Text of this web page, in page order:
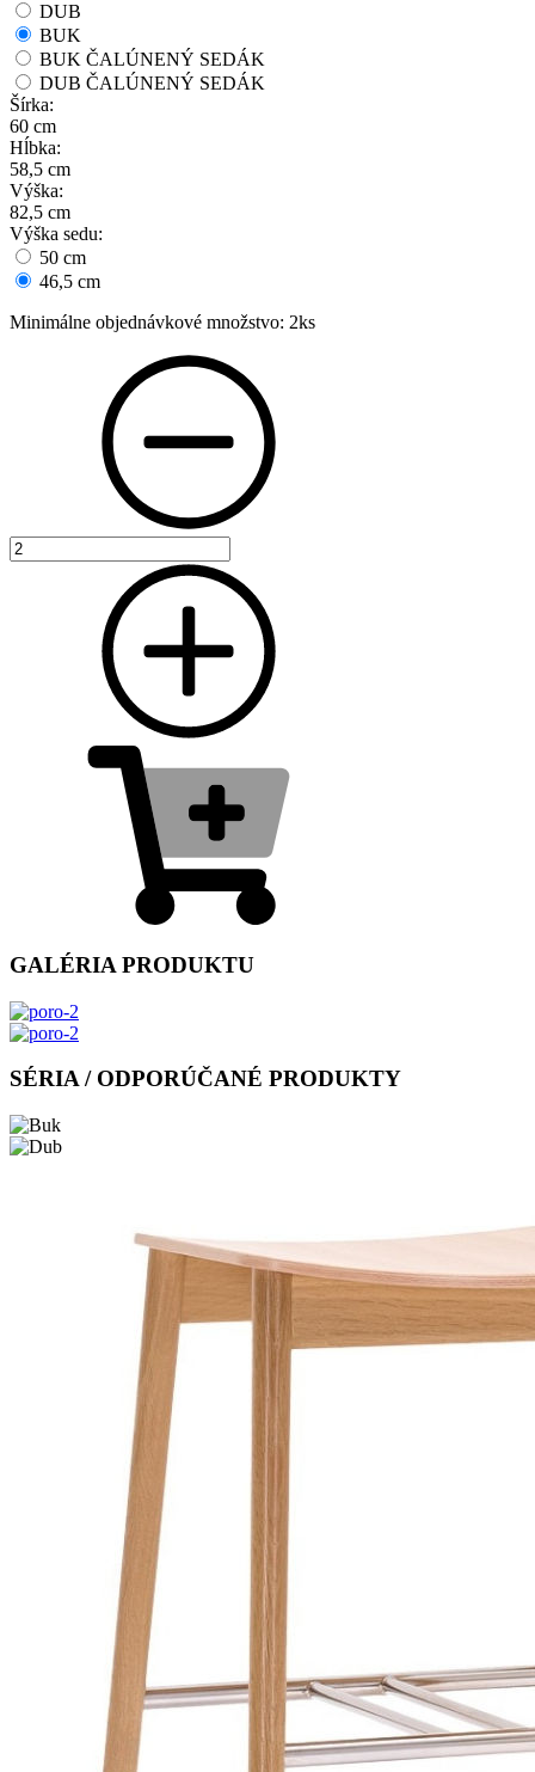
DUB
BUK
BUK ČALÚNENÝ SEDÁK
DUB ČALÚNENÝ SEDÁK
Šírka:
60 cm
Hĺbka:
58,5 cm
Výška:
82,5 cm
Výška sedu:
50 cm
46,5 cm
Minimálne objednávkové množstvo: 2ks
GALÉRIA PRODUKTU
SÉRIA / ODPORÚČANÉ PRODUKTY